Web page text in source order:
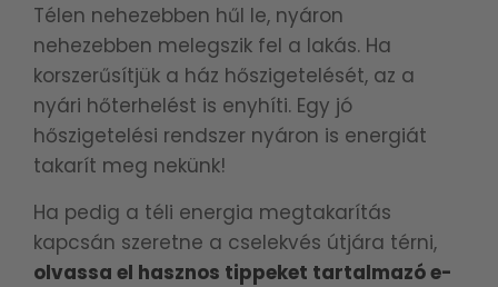
Télen nehezebben hűl le, nyáron
nehezebben melegszik fel a lakás. Ha
korszerűsítjük a ház hőszigetelését, az a
nyári hőterhelést is enyhíti. Egy jó
hőszigetelési rendszer nyáron is energiát
takarít meg nekünk!
Ha pedig a téli energia megtakarítás
kapcsán szeretne a cselekvés útjára térni,
olvassa el hasznos tippeket tartalmazó e-